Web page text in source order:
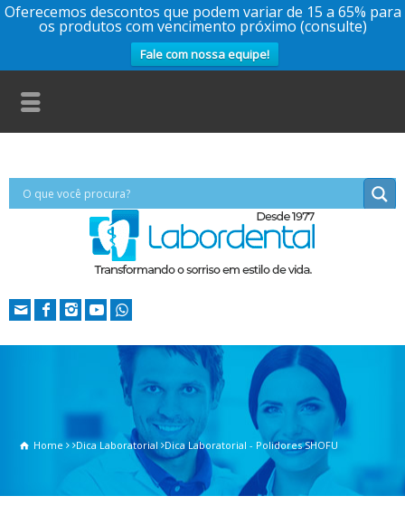
Oferecemos descontos que podem variar de 15 a 65% para
os produtos com vencimento próximo (consulte)
Fale com nossa equipe!
Home Dica Laboratorial Dica Laboratorial - Polidores SHOFU